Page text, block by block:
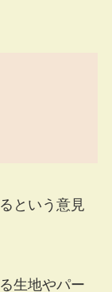
という意見
生地やパー